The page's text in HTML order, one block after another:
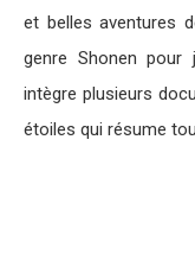
et belles aventures
genre Shonen pour
intègre plusieurs
étoiles qui résume